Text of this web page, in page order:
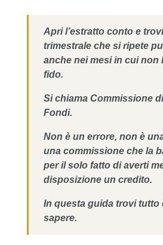
Apri l’estratto conto e
trimestrale che si ripete
anche nei mesi in cui non
fido.
Si chiama Commissione
Fondi.
Non è un errore, non è
una commissione che la
per il solo fatto di averti
disposizione un credito.
In questa guida trovi tutto
sapere.